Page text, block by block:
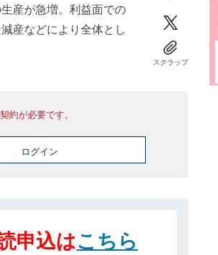
産が急増。利益面での
産などにより全体とし
スクラップ
約が必要です。
ログイン
申込はこちら